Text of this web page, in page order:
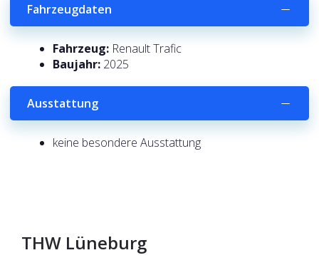
Fahrzeugdaten
Fahrzeug: Renault Trafic
Baujahr: 2025
Ausstattung
keine besondere Ausstattung
THW Lüneburg